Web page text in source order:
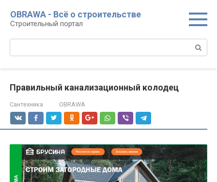
контенту
OBRAWA - Всё о строительстве
Строительный портал
Правильный канализационный колодец
Сантехника OBRAWA